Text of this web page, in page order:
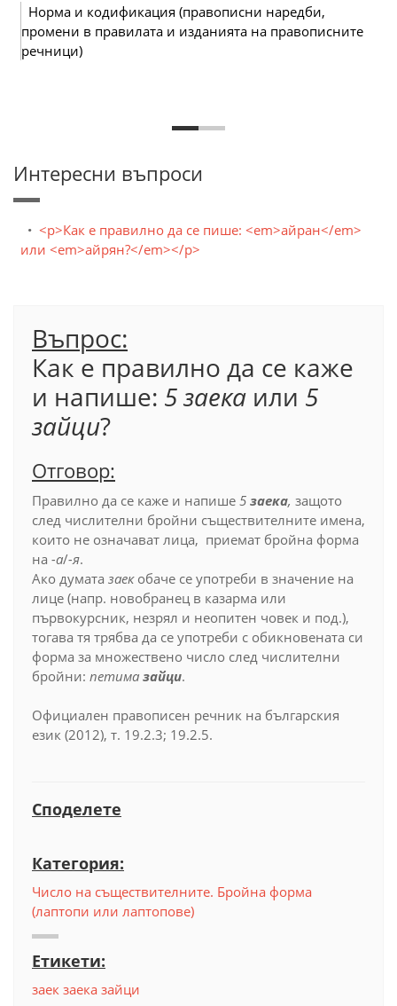
Норма и кодификация (правописни наредби,
промени в правилата и изданията на правописните
речници)
Интересни въпроси
<p>Как е правилно да се пише: <em>айран</em>
или <em>айрян?</em></p>
Въпрос:
Как е правилно да се каже
и напише: 5 заека или 5
зайци?
Отговор:
Правилно да се каже и напише 5 заека, защото
след числителни бройни съществителните имена,
които не означават лица, приемат бройна форма
на -а/-я.
Ако думата заекобаче се употреби в значение на
лице (напр. новобранец в казарма или
първокурсник, незрял и неопитен човек и под.),
тогава тя трябва да се употреби с обикновената си
форма за множествено число след числителни
бройни: петима зайци.
Официален правописен речник на българския
език (2012), т. 19.2.3; 19.2.5.
Споделете
Категория:
Число на съществителните. Бройна форма
(лаптопи или лаптопове)
Етикети:
заек заека зайци